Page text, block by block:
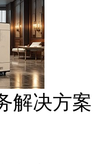
解决方案